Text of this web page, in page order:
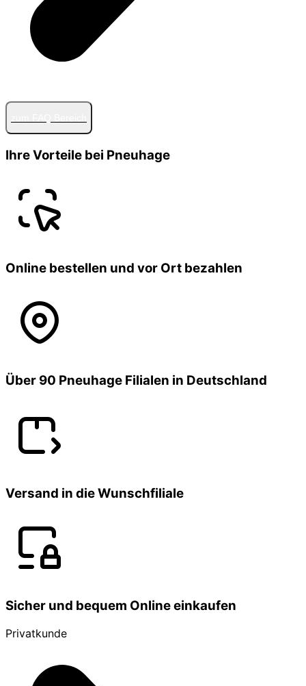
Ihre Vorteile bei Pneuhage
Online bestellen und vor Ort bezahlen
Über 90 Pneuhage Filialen in Deutschland
Versand in die Wunschfiliale
Sicher und bequem Online einkaufen
Privatkunde